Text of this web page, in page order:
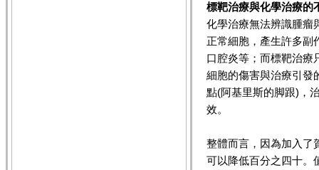
標靶治療與化學治療的
化學治療無法辨識腫瘤
正常細胞，產生許多副
口腔炎等；而標靶治療
細胞的傷害與治療引發
點(阿基里斯的脚跟)，
效。
整體而言，因為加入了
可以降低百分之四十。